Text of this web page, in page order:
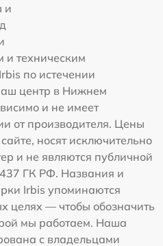
и
техническим
по истечении
центр в Нижнем
и не имеет
от производителя. Цены
носят исключительно
и не являются публичной
437 ГК РФ. Названия и
Irbis упоминаются
целях — чтобы обозначить
мы работаем. Наша
с владельцами